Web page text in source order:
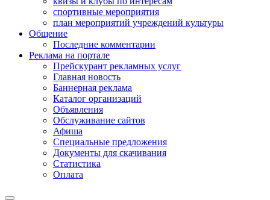
спортивные мероприятия
план мероприятий учреждений культуры
Общение
Последние комментарии
Реклама на портале
Прейскурант рекламных услуг
Главная новость
Баннерная реклама
Каталог организаций
Объявления
Обслуживание сайтов
Афиша
Специальные предложения
Документы для скачивания
Статистика
Оплата